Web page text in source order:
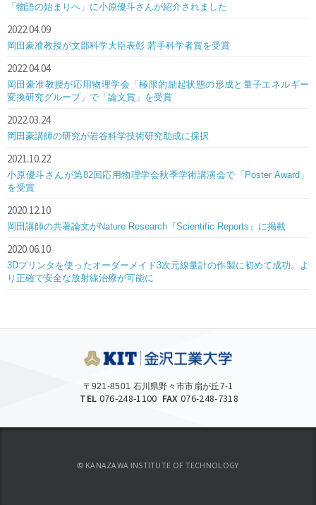
「物語の始まりへ」に小原優斗さんが紹介されました
2022.04.09
岡田豪准教授が文部科学大臣表彰 若手科学者賞を受賞
2022.04.04
岡田豪准教授が応用物理学会「極限的励起状態の形成と量子エネルギー
変換研究グループ」で「論文賞」を受賞
2022.03.24
岡田豪講師の研究が岩谷科学技術研究助成に採択
2021.10.22
小原優斗さんが第82回応用物理学会秋季学術講演会で「Poster Award」
を受賞
2020.12.10
岡田講師の共著論文がNature Research『Scientific Reports』に掲載
2020.06.10
3Dプリンタを使ったオーダーメイド3次元線量計の作製に初めて成功。よ
り正確で安全な放射線治療が可能に
〒921-8501 石川県野々市市扇が丘7-1
TEL 076-248-1100 FAX 076-248-7318
© KANAZAWA INSTITUTE OF TECHNOLOGY